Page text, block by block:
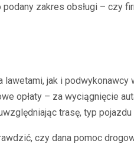
zakres obsługi – czy
lawetami, jak i
opłaty – za wyciągnięcie
trasę, typ
czy dana pomoc